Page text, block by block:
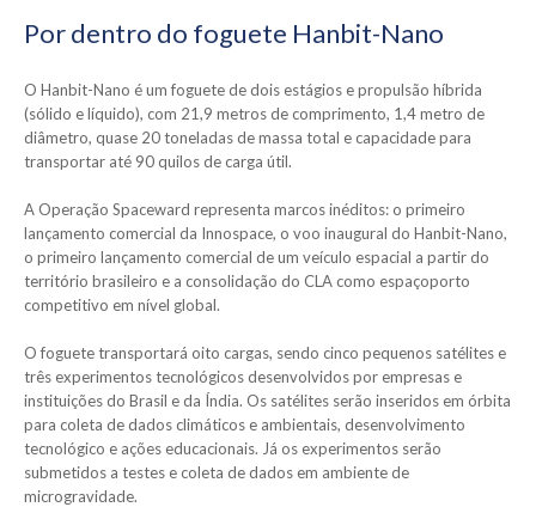
Por dentro do foguete Hanbit-Nano
O Hanbit-Nano é um foguete de dois estágios e propulsão híbrida
(sólido e líquido), com 21,9 metros de comprimento, 1,4 metro de
diâmetro, quase 20 toneladas de massa total e capacidade para
transportar até 90 quilos de carga útil.
A Operação Spaceward representa marcos inéditos: o primeiro
lançamento comercial da Innospace, o voo inaugural do Hanbit-Nano,
o primeiro lançamento comercial de um veículo espacial a partir do
território brasileiro e a consolidação do CLA como espaçoporto
competitivo em nível global.
O foguete transportará oito cargas, sendo cinco pequenos satélites e
três experimentos tecnológicos desenvolvidos por empresas e
instituições do Brasil e da Índia. Os satélites serão inseridos em órbita
para coleta de dados climáticos e ambientais, desenvolvimento
tecnológico e ações educacionais. Já os experimentos serão
submetidos a testes e coleta de dados em ambiente de
microgravidade.